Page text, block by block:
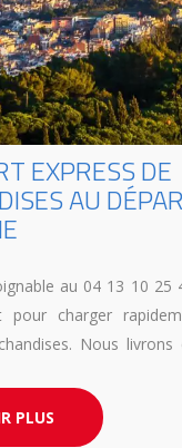
EXPRESS DE
AU
au 04 13 10 25
pour charger
Nous livrons
garantit.
PLUS